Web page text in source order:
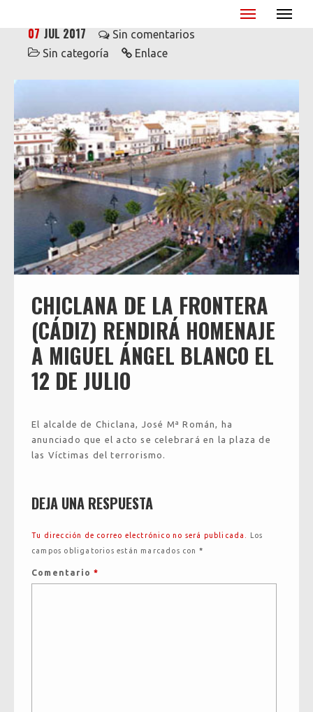
Miguel Ángel Blanco - XX Aniversario
07 JUL 2017
Sin comentarios
Sin categoría
Enlace
CHICLANA DE LA FRONTERA
(CÁDIZ) RENDIRÁ HOMENAJE
A MIGUEL ÁNGEL BLANCO EL
12 DE JULIO
El alcalde de Chiclana, José Mª Román, ha
anunciado que el acto se celebrará en la plaza de
las Víctimas del terrorismo.
DEJA UNA RESPUESTA
Tu dirección de correo electrónico no será publicada.
Los
campos obligatorios están marcados con *
Comentario*